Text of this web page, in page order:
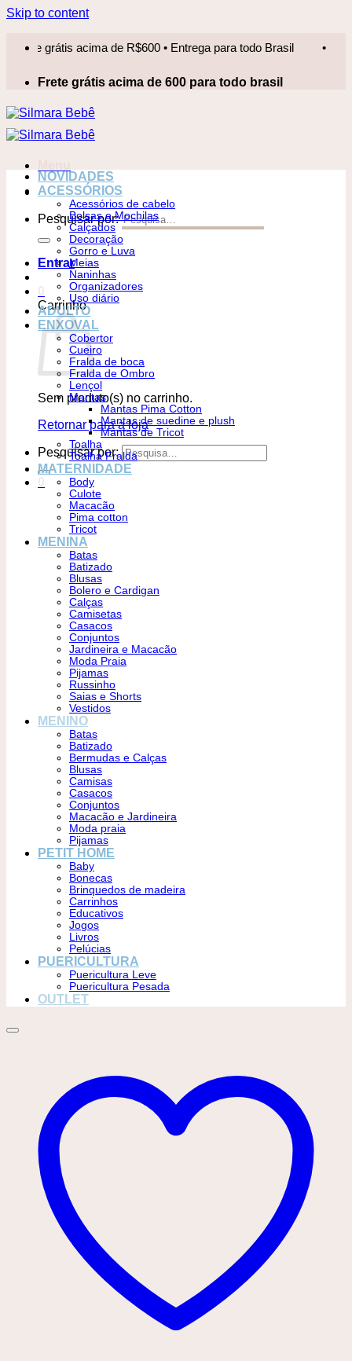
Skip to content
grátis acima de R$600 • Entrega para todo Brasil • Frete
Frete grátis acima de 600 para todo brasil
Pesquisar por:
Entrar
Carrinho
Sem produto(s) no carrinho.
Retornar para a loja
Pesquisar por:
NOVIDADES
ACESSÓRIOS
Acessórios de cabelo
Bolsas e Mochilas
Calçados
Decoração
Gorro e Luva
Meias
Naninhas
Organizadores
Uso diário
ADULTO
ENXOVAL
Cobertor
Cueiro
Fralda de boca
Fralda de Ombro
Lençol
Mantas
Mantas Pima Cotton
Mantas de suedine e plush
Mantas de Tricot
Toalha
Toalha Fralda
MATERNIDADE
Body
Culote
Macacão
Pima cotton
Tricot
MENINA
Batas
Batizado
Blusas
Bolero e Cardigan
Calças
Camisetas
Casacos
Conjuntos
Jardineira e Macacão
Moda Praia
Pijamas
Russinho
Saias e Shorts
Vestidos
MENINO
Batas
Batizado
Bermudas e Calças
Blusas
Camisas
Casacos
Conjuntos
Macacão e Jardineira
Moda praia
Pijamas
PETIT HOME
Baby
Bonecas
Brinquedos de madeira
Carrinhos
Educativos
Jogos
Livros
Pelúcias
PUERICULTURA
Puericultura Leve
Puericultura Pesada
OUTLET